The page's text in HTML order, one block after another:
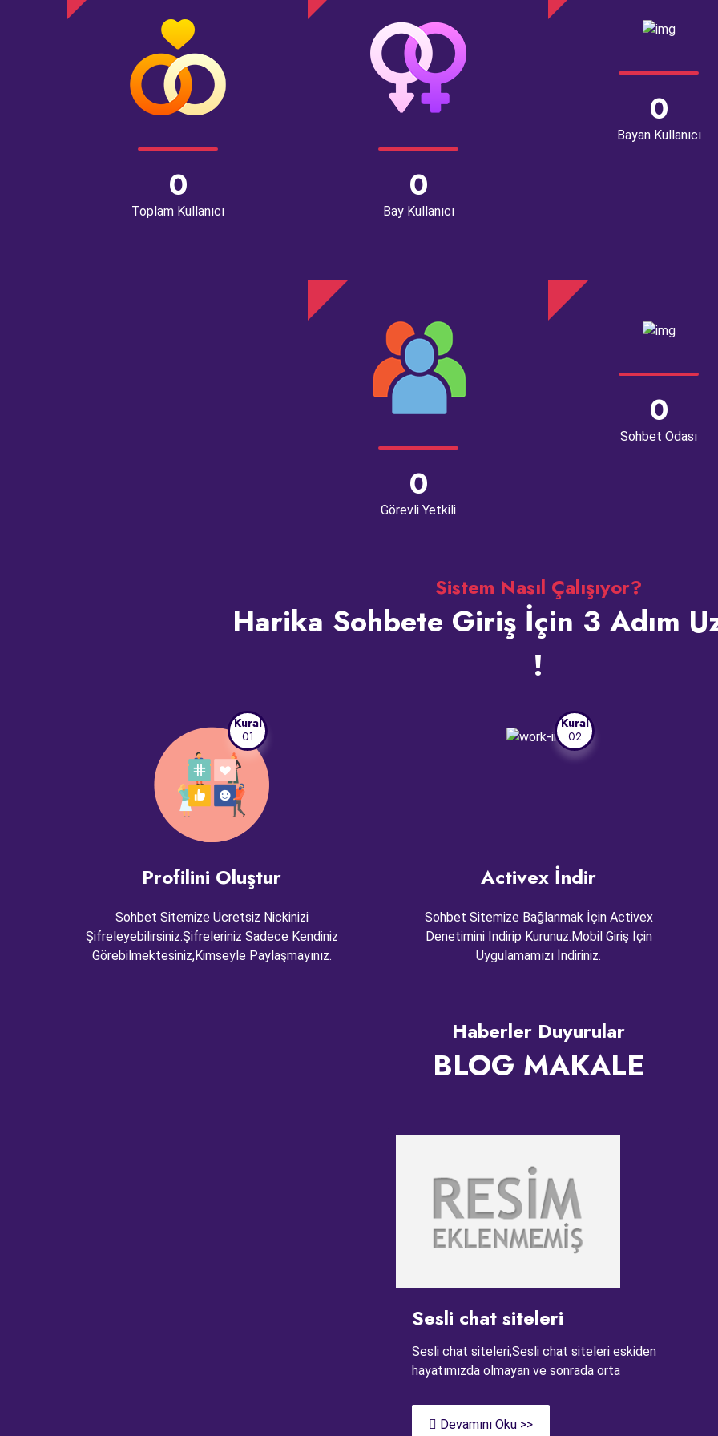
0
Toplam Kullanıcı
0
Bay Kullanıcı
0
Bayan Kullanıcı
0
Görevli Yetkili
0
Sohbet Odası
Sistem Nasıl Çalışıyor?
Harika Sohbete Giriş İçin 3 Adım
!
Kural
01
Profilini Oluştur
Sohbet Sitemize Ücretsiz Nickinizi
Şifreleyebilirsiniz.Şifreleriniz Sadece Kendiniz
Görebilmektesiniz,Kimseyle Paylaşmayınız.
Kural
02
Activex İndir
Sohbet Sitemize Bağlanmak İçin Activex
Denetimini İndirip Kurunuz.Mobil Giriş İçin
Uygulamamızı İndiriniz.
Haberler Duyurular
BLOG MAKALE
Sesli chat siteleri
Sesli chat siteleri;Sesli chat siteleri eskiden
hayatımızda olmayan ve sonrada orta
Devamını Oku >>